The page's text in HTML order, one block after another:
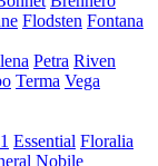
Flodsten Fontana
Petra Riven
Terma Vega
Essential Floralia
Nobile